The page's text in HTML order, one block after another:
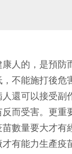
人的，是預防
不能施打後危
還可以接受副
而受害。更重
數量要大才有
有能力生產疫